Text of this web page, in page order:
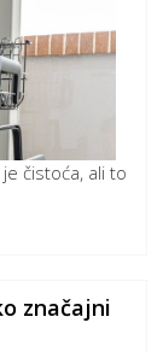
čistoća, ali to
značajni